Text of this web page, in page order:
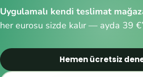
Uygulamalı kendi teslimat
her eurosu sizde kalır — ayda 39
Hemen ücretsiz